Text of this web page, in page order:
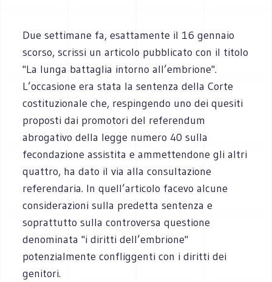
Due settimane fa, esattamente il 16 gennaio
scorso, scrissi un articolo pubblicato con il titolo
"La lunga battaglia intorno all’embrione".
L’occasione era stata la sentenza della Corte
costituzionale che, respingendo uno dei quesiti
proposti dai promotori del referendum
abrogativo della legge numero 40 sulla
fecondazione assistita e ammettendone gli altri
quattro, ha dato il via alla consultazione
referendaria. In quell’articolo facevo alcune
considerazioni sulla predetta sentenza e
soprattutto sulla controversa questione
denominata "i diritti dell’embrione"
potenzialmente confliggenti con i diritti dei
genitori.